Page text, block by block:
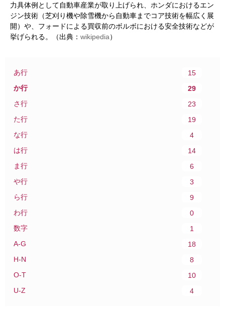
あ行
15
か行
29
さ行
23
た行
19
な行
4
は行
14
ま行
6
や行
3
ら行
9
わ行
0
数字
1
A-G
18
H-N
8
O-T
10
U-Z
4
力具体例として自動車産業が取り上げられ、ホンダにおけるエン
ジン技術（芝刈り機や除雪機から自動車までコア技術を幅広く展
開）や、フォードによる買収前のボルボにおける安全技術などが
挙げられる。（出典： wikipedia）